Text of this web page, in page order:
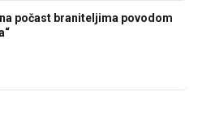
počast braniteljima povodom